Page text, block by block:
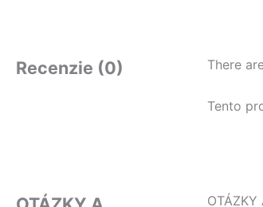
Recenzie (0) There
Tento
OTÁZKY